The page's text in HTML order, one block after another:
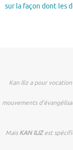
sur la façon dont les
Kan Iliz a pour
mouvements
MaisKAN ILIZest